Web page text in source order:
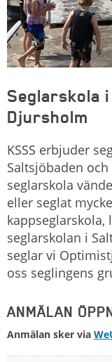
Seglarskola
Djursholm
KSSS erbjuder
Saltsjöbaden
seglarskola
eller seglat
kappseglarskola,
seglarskolan i
seglar vi
oss seglingens
ANMÄLAN
Anmälan sker via